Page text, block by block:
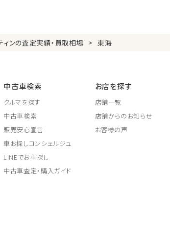
ィンの査定実績・買取相場 東海
中古車検索
クルマを探す
中古車検索
販売安心宣言
車お探しコンシェルジュ
LINEでお車探し
中古車査定・購入ガイド
お店を探す
店舗一覧
店舗からのお知らせ
お客様の声